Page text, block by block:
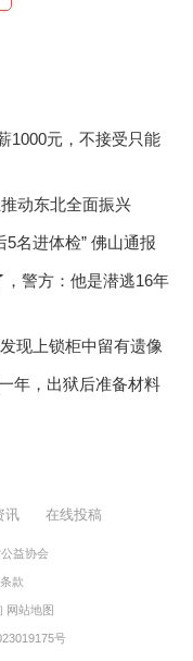
1000元，不接受只能
动东北全面振兴
名进体检” 佛山通报
警方：他是潜逃16年
现上锁柜中留有遗像
年，出狱后准备材料
讯 在线投稿
益协会
款
网站地图
号